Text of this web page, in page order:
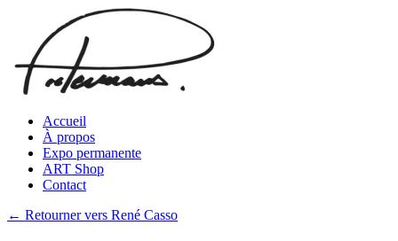
Accueil
À propos
Expo permanente
ART Shop
Contact
← Retourner vers René Casso